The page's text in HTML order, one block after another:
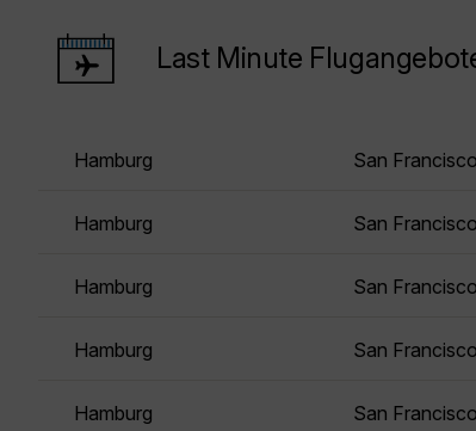
Last Minute
Hamburg San
Hamburg San
Hamburg San
Hamburg San
Hamburg San